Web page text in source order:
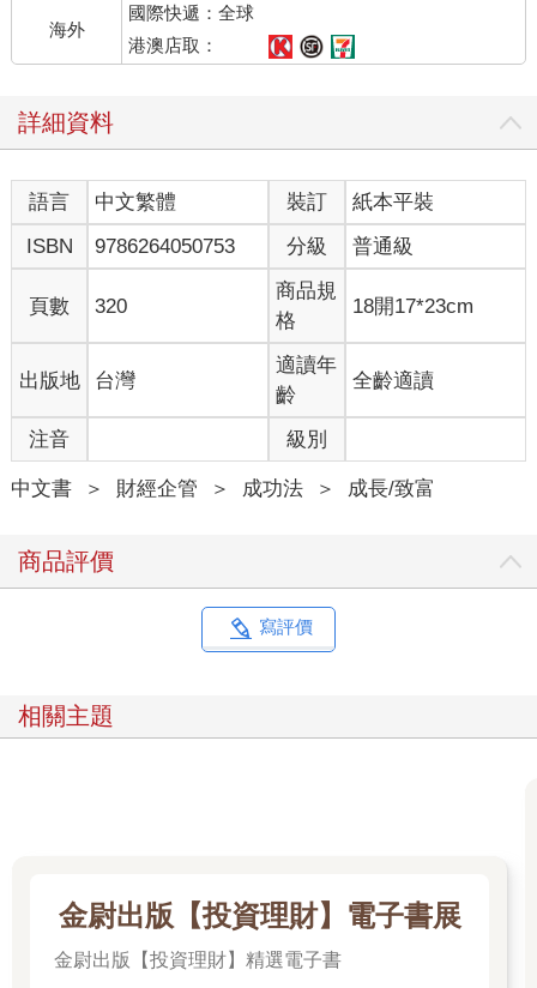
海外
國際快遞：全球
港澳店取：
詳細資料
語言 中文繁體 裝訂
紙本平裝
ISBN
9786264050753 分級 普通級
頁數 320
商品規
格
18開17*23cm
出版地 台灣
適讀年
齡
全齡適讀
注音 級別
中文書 ＞ 財經企管 ＞ 成功法 ＞ 成長/致富
商品評價
寫評價
相關主題
金尉出版【投資理財】電子書展
金尉出版【投資理財】精選電子書